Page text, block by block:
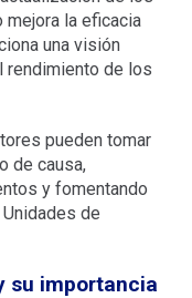
la eficacia
una visión
rendimiento de los
pueden tomar
de causa,
y fomentando
de
su importancia